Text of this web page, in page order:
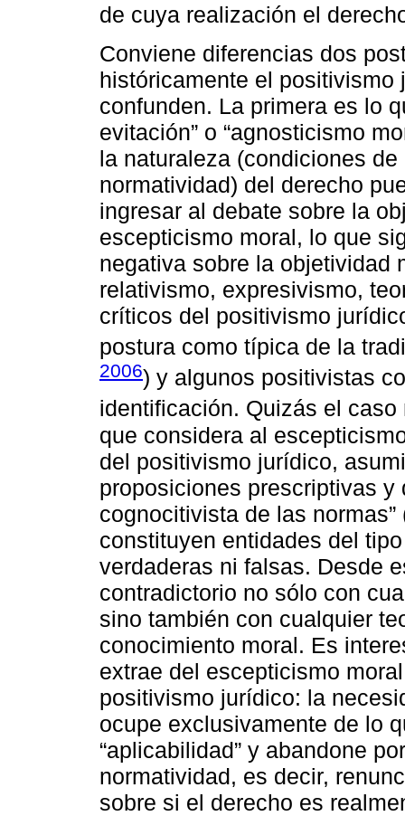
de cuya realización el
Conviene diferencias dos
históricamente el
confunden. La primera es lo
evitación” o “agnosticismo
la naturaleza (condiciones
normatividad) del derecho
ingresar al debate sobre la
escepticismo moral, lo que
negativa sobre la objetividad
relativismo, expresivismo,
críticos del positivismo
postura como típica de la
2006) y algunos positivistas
identificación. Quizás el
que considera al
del positivismo jurídico,
proposiciones prescriptivas y
cognocitivista de las
constituyen entidades del
verdaderas ni falsas. Desde
contradictorio no sólo con
sino también con cualquier
conocimiento moral. Es
extrae del escepticismo
positivismo jurídico: la
ocupe exclusivamente de lo
“aplicabilidad” y abandone
normatividad, es decir,
sobre si el derecho es